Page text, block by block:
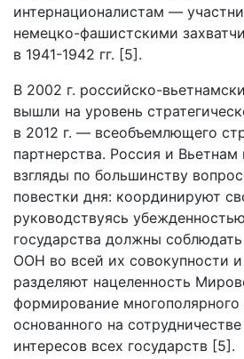
интернационалистам —
немецко-фашистскими
в 1941-1942 гг. [5].
В 2002 г. российско-
вышли на уровень
в 2012 г. — всеобъемлющего
партнерства. Россия и
взгляды по большинству
повестки дня: координируют
руководствуясь
государства должны
ООН во всей их совокупности
разделяют нацеленность
формирование
основанного на
интересов всех государств [5].